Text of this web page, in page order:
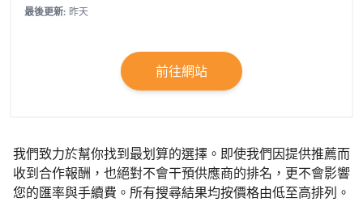
最後更新: 昨天
前往網站
我們致力於幫你找到最划算的選擇。即使我們因提供推薦而
收到合作報酬，也絕對不會干預供應商的排名，更不會影響
您的匯率與手續費。所有搜尋結果均按價格由低至高排列。